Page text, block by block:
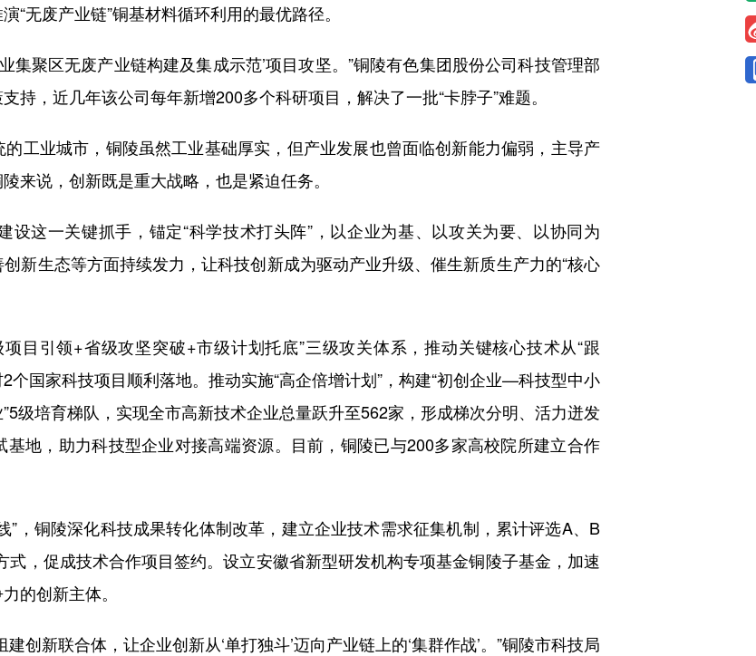
“无废产业链”铜基材料循环利用的最优路径。
聚区无废产业链构建及集成示范’项目攻坚。”铜陵有色集团股份公司科技管理部
持，近几年该公司每年新增200多个科研项目，解决了一批“卡脖子”难题。
业城市，铜陵虽然工业基础厚实，但产业发展也曾面临创新能力偏弱，主导产
来说，创新既是重大战略，也是紧迫任务。
这一关键抓手，锚定“科学技术打头阵”，以企业为基、以攻关为要、以协同为
新生态等方面持续发力，让科技创新成为驱动产业升级、催生新质生产力的“核心
引领+省级攻坚突破+市级计划托底”三级攻关体系，推动关键核心技术从“跟
个国家科技项目顺利落地。推动实施“高企倍增计划”，构建“初创企业—科技型中小
培育梯队，实现全市高新技术企业总量跃升至562家，形成梯次分明、活力迸发
地，助力科技型企业对接高端资源。目前，铜陵已与200多家高校院所建立合作
铜陵深化科技成果转化体制改革，建立企业技术需求征集机制，累计评选A、B
式，促成技术合作项目签约。设立安徽省新型研发机构专项基金铜陵子基金，加速
的创新主体。
新联合体，让企业创新从‘单打独斗’迈向产业链上的‘集群作战’。”铜陵市科技局